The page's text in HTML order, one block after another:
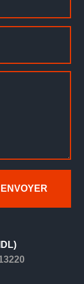
ENVOYER